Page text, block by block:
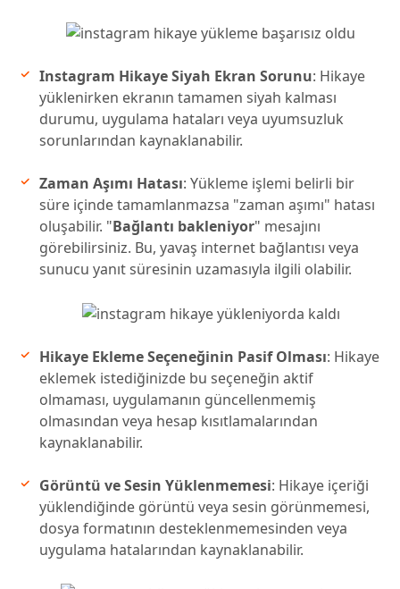
Instagram Hikaye Siyah Ekran Sorunu: Hikaye
yüklenirken ekranın tamamen siyah kalması
durumu, uygulama hataları veya uyumsuzluk
sorunlarından kaynaklanabilir.
Zaman Aşımı Hatası: Yükleme işlemi belirli bir
süre içinde tamamlanmazsa "zaman aşımı" hatası
oluşabilir. "Bağlantı bakleniyor" mesajını
görebilirsiniz. Bu, yavaş internet bağlantısı veya
sunucu yanıt süresinin uzamasıyla ilgili olabilir.
Hikaye Ekleme Seçeneğinin Pasif Olması: Hikaye
eklemek istediğinizde bu seçeneğin aktif
olmaması, uygulamanın güncellenmemiş
olmasından veya hesap kısıtlamalarından
kaynaklanabilir.
Görüntü ve Sesin Yüklenmemesi: Hikaye içeriği
yüklendiğinde görüntü veya sesin görünmemesi,
dosya formatının desteklenmemesinden veya
uygulama hatalarından kaynaklanabilir.